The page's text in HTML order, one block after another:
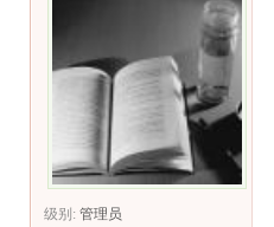
级别: 管理员